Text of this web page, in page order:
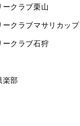
ークラブ栗山
ークラブマサリカップ
ークラブ石狩
楽部